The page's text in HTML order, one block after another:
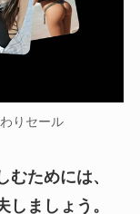
りセール
ためには、
ましょう。